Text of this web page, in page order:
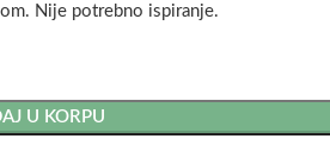
Nije potrebno ispiranje.
U KORPU